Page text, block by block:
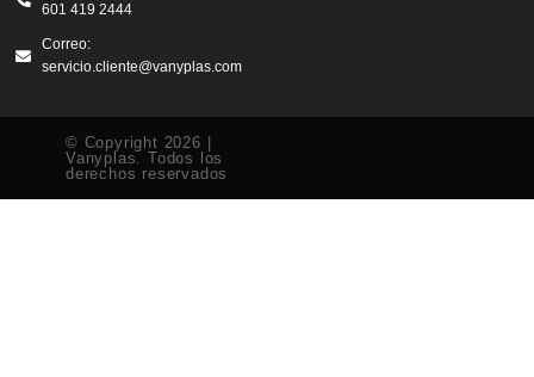
601 419 2444
Correo:
servicio.cliente@vanyplas.com
© Copyright 2026 |
Vanyplas. Todos los
derechos reservados